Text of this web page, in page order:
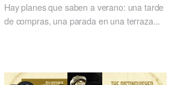
Hay planes que saben a verano: una tarde
de compras, una parada en una terraza...